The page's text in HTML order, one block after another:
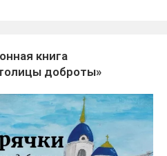
книга
доброты»